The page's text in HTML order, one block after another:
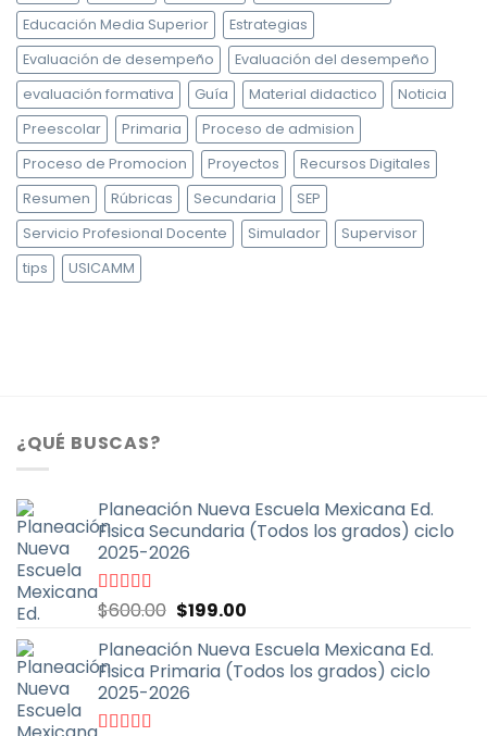
Educación Media Superior
Estrategias
Evaluación de desempeño
Evaluación del desempeño
evaluación formativa
Guía Material didactico
Noticia
Preescolar
Primaria
Proceso de admision
Proceso de Promocion
Proyectos
Recursos Digitales
Resumen
Rúbricas Secundaria
SEP
Servicio Profesional Docente
Simulador
Supervisor
tips
USICAMM
¿QUÉ BUSCAS?
Planeación Nueva Escuela Mexicana Ed.
Fisica Secundaria (Todos los grados) ciclo
2025-2026
Valorado
con
5
$600.00 El
original
era:
$600.00.
$199.00El
actual
es:
Planeación Nueva Escuela Mexicana Ed.
Fisica Primaria (Todos los grados) ciclo
2025-2026